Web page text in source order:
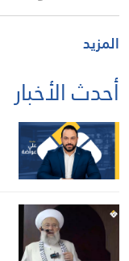
المزيد
أحدث الأخبار